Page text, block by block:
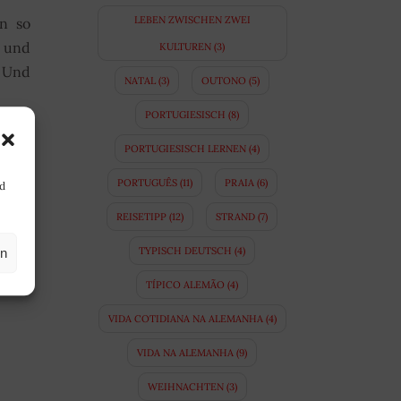
so
LEBEN ZWISCHEN ZWEI
KULTUREN (3)
NATAL (3) OUTONO (5)
PORTUGIESISCH (8)
PORTUGIESISCH LERNEN (4)
PORTUGUÊS(11) PRAIA(6)
REISETIPP (12) STRAND (7)
TYPISCH DEUTSCH (4)
TÍPICO ALEMÃO (4)
VIDA COTIDIANA NA ALEMANHA(4)
VIDA NA ALEMANHA (9)
WEIHNACHTEN(3)